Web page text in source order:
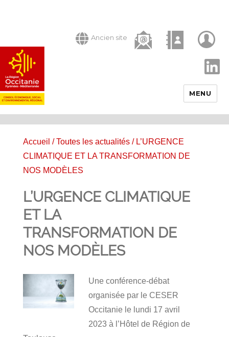
Ancien site
MENU
Accueil /Toutes les actualités/ L’URGENCE
CLIMATIQUE ET LA TRANSFORMATION DE
NOS MODÈLES
L’URGENCE CLIMATIQUE
ET LA
TRANSFORMATION DE
NOS MODÈLES
Une conférence-débat
organisée par le CESER
Occitanie le lundi 17 avril
2023 à l’Hôtel de Région de